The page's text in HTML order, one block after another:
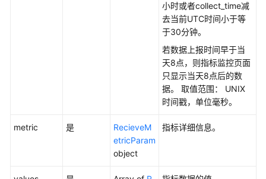
坡
小时或者collect_time减
去当前UTC时间小于等
于30分钟。
若数据上报时间早于当
天8点，则指标监控页面
只显示当天8点后的数
据。 取值范围： UNIX
时间戳，单位毫秒。
metric 是
RecieveM
etricParam
object
指标详细信息。